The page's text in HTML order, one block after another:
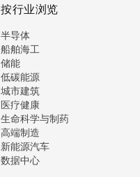
按行业浏览
半导体
船舶海工
储能
低碳能源
城市建筑
医疗健康
生命科学与制药
高端制造
新能源汽车
数据中心